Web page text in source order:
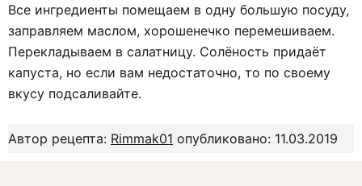
Все ингредиенты помещаем в одну большую посуду,
заправляем маслом, хорошенечко перемешиваем.
Перекладываем в салатницу. Солёность придаёт
капуста, но если вам недостаточно, то по своему
вкусу подсаливайте.
Автор рецепта: Rimmak01 опубликовано: 11.03.2019